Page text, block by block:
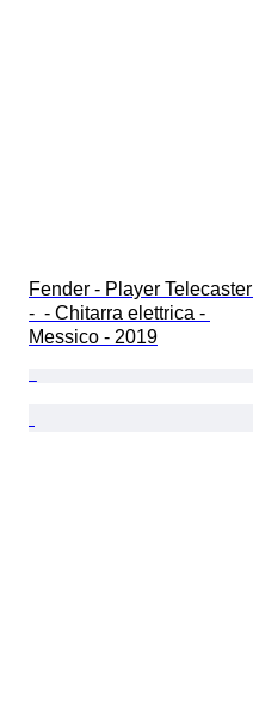
Fender - Player Telecaster
-  - Chitarra elettrica -
Messico - 2019